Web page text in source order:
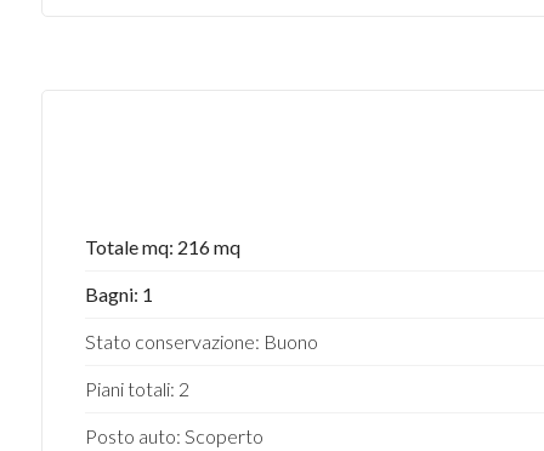
Totale mq: 216 mq
Bagni: 1
Stato conservazione: Buono
Piani totali: 2
Posto auto: Scoperto